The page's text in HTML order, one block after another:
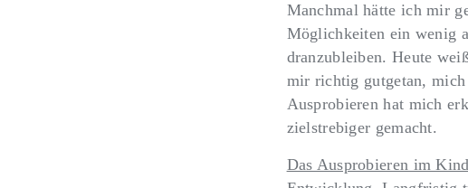
Manchmal hätte ich mir
Möglichkeiten ein wenig
dranzubleiben. Heute
mir richtig gutgetan,
Ausprobieren hat mich
zielstrebiger gemacht.
Das Ausprobieren im